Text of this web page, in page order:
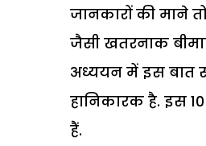
जानकारों की माने
जैसी खतरनाक
अध्ययन में इस बात
हानिकारक है. इस
हैं.